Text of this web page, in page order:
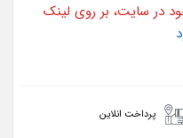
در سایت، بر روی لینک
پرداخت انلاین